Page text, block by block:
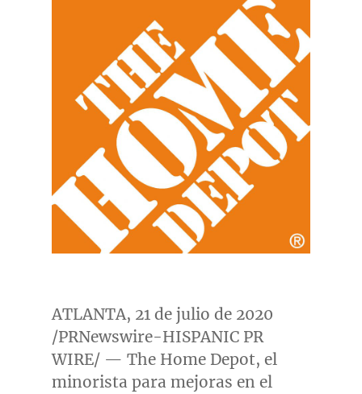
ATLANTA, 21 de julio de 2020
/PRNewswire-HISPANIC PR
WIRE/ — The Home Depot, el
minorista para mejoras en el